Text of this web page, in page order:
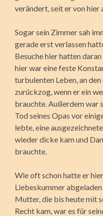
verändert, seit er von hier
Sogar sein Zimmer sah
gerade erst verlassen
Besuche hier hatten
hier war eine feste
turbulenten Leben, an
zurückzog, wenn er ein
brauchte. Außerdem war
Tod seines Opas vor
lebte, eine
wieder dicke kam und
brauchte.
Wie oft schon hatte er
Liebeskummer
Mutter, die bis heute mit
Recht kam, war es für